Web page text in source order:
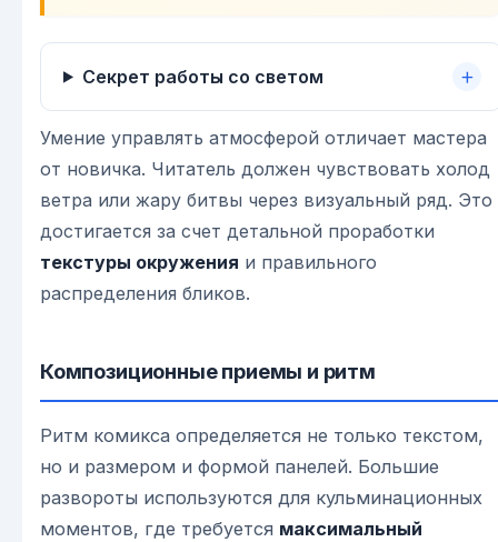
Секрет работы со светом
Умение управлять атмосферой отличает мастера
от новичка. Читатель должен чувствовать холод
ветра или жару битвы через визуальный ряд. Это
достигается за счет детальной проработки
текстуры окружения и правильного
распределения бликов.
Композиционные приемы и ритм
Ритм комикса определяется не только текстом,
но и размером и формой панелей. Большие
развороты используются для кульминационных
моментов, где требуется максимальный